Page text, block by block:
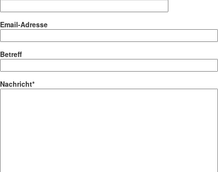
Email-Adresse
Betreff
Nachricht*